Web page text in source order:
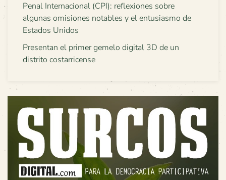
Penal Internacional (CPI): reflexiones sobre
algunas omisiones notables y el entusiasmo de
Estados Unidos
Presentan el primer gemelo digital 3D de un
distrito costarricense